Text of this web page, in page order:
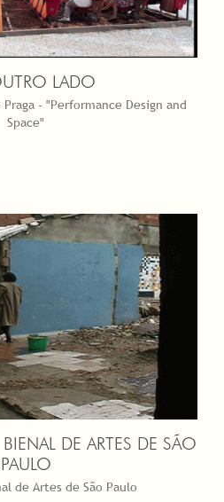
LADO
- "Performance Design and
Space"
DE ARTES DE SÃO
PAULO
de Artes de São Paulo